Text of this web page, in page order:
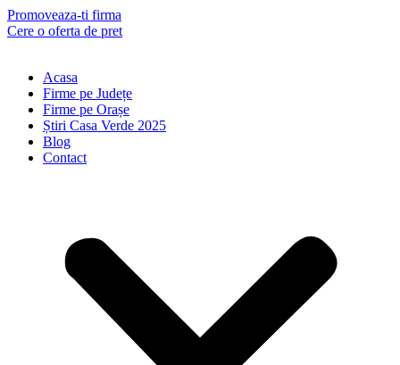
Skip
to
Promoveaza-ti firma
Cere o oferta de pret
Acasa
Firme pe Județe
Firme pe Orașe
Știri Casa Verde 2025
Blog
Contact